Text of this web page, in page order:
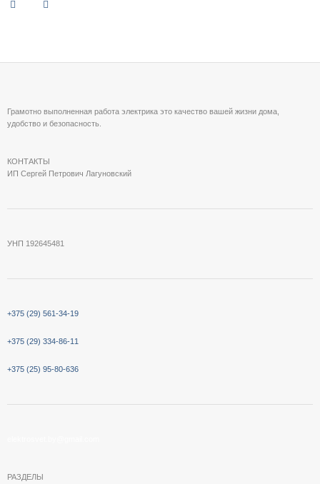
Грамотно выполненная работа электрика это качество вашей жизни дома,
удобство и безопасность.
КОНТАКТЫ
ИП Сергей Петрович Лагуновский
УНП 192645481
+375 (29) 561-34-19
+375 (29) 334-86-11
+375 (25) 95-80-636
РАЗДЕЛЫ